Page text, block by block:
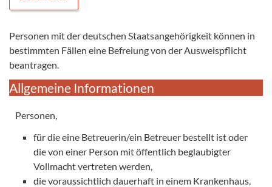
Personen mit der deutschen Staatsangehörigkeit können in
bestimmten Fällen eine Befreiung von der Ausweispflicht
beantragen.
Allgemeine Informationen
Personen,
für die eine Betreuerin/ein Betreuer bestellt ist oder
die von einer Person mit öffentlich beglaubigter
Vollmacht vertreten werden,
die voraussichtlich dauerhaft in einem Krankenhaus,